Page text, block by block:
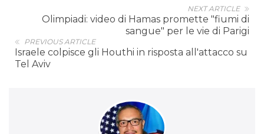
NEXT ARTICLE
Olimpiadi: video di Hamas promette "fiumi di
sangue" per le vie di Parigi
PREVIOUS ARTICLE
Israele colpisce gli Houthi in risposta all'attacco su
Tel Aviv